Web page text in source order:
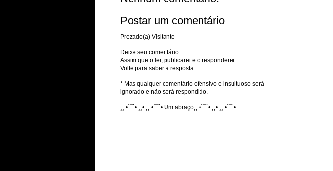
Postar um comentário
Prezado(a) Visitante
Deixe seu comentário.
Assim que o ler, publicarei e o responderei.
Volte para saber a resposta.
* Mas qualquer comentário ofensivo e insultuoso será
ignorado e não será respondido.
¸¸.•´¯`•.¸¸•.¸¸.•´¯`• Um abraço¸¸.•´¯`•.¸¸•.¸¸.•´¯`•